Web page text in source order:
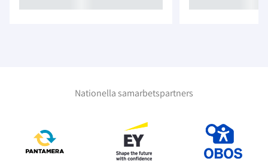
Nationella samarbetspartners